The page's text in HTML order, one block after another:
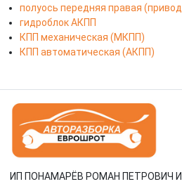
полуось передняя правая
гидроблок АКПП
КПП механическая (МКПП)
КПП автоматическая (АКПП)
ИП ПОНАМАРЁВ РОМАН ПЕТРОВИЧ